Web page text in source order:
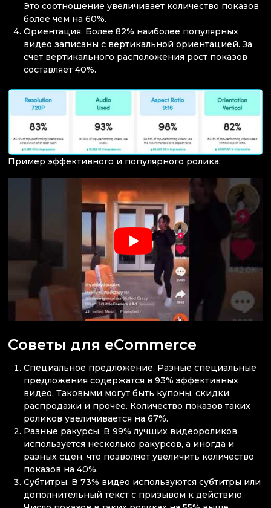
Это соотношение увеличивает количество показов
более чем на 60%.
Ориентация. Более 82% наиболее популярных
видео записаны с вертикальной ориентацией. За
счет вертикального расположения рост показов
составляет 40%.
Пример эффективного и популярного ролика:
Советы для eCommerce
Специальное предложение. Разные специальные
предложения содержатся в 93% эффективных
видео. Таковыми могут быть купоны, скидки,
распродажи и прочее. Количество показов таких
роликов увеличивается на 67%.
Разные ракурсы. В 99% лучших видеороликов
используется несколько ракурсов, а иногда и
разных сцен, что позволяет увеличить количество
показов на 40%.
Субтитры. В 73% видео используются субтитры или
дополнительный текст с призывом к действию.